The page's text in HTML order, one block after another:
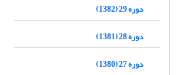
دوره 29 (1382)
دوره 28 (1381)
دوره 27 (1380)